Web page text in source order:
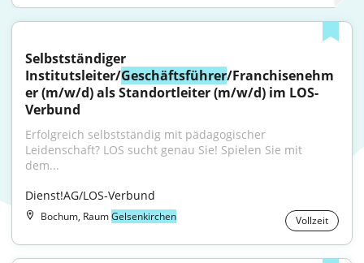
Selbstständiger
Institutsleiter/Geschäftsführer/Franchisenehm
er (m/w/d) als Standortleiter (m/w/d) im LOS-
Verbund
Erfolgreich selbstständig mit pädagogischer
Leidenschaft? LOS sucht genau Sie! Spielen Sie mit
dem...
Dienst!AG/LOS-Verbund
Bochum, RaumGelsenkirchen Vollzeit